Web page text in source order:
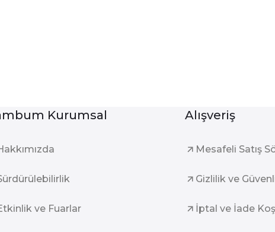
Kurumsal
ve Fuarlar
Alışveriş
Mesafeli Satış
Gizlilik ve
İptal ve İade